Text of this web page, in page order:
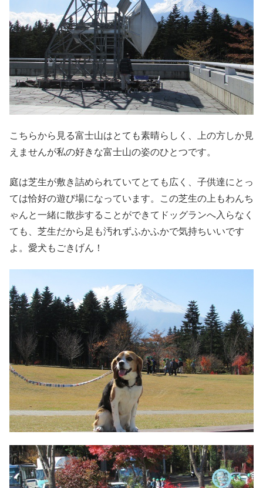
こちらから見る富士山はとても素晴らしく、上の方しか見
えませんが私の好きな富士山の姿のひとつです。
庭は芝生が敷き詰められていてとても広く、子供達にとっ
ては恰好の遊び場になっています。この芝生の上もわんち
ゃんと一緒に散歩することができてドッグランへ入らなく
ても、芝生だから足も汚れずふかふかで気持ちいいです
よ。愛犬もごきげん！